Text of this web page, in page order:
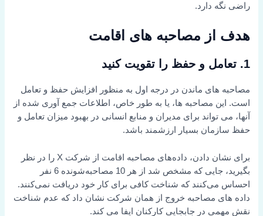
راضی نگه دارد.
هدف از مصاحبه های اقامت
1. تعامل و حفظ را تقویت کنید
مصاحبه های ماندن در درجه اول به منظور افزایش حفظ و تعامل
است. این مصاحبه ها، یا به طور خاص، اطلاعات جمع آوری شده از
آنها، می تواند برای مدیران و منابع انسانی در بهبود میزان تعامل و
حفظ سازمان بسیار ارزشمند باشد.
برای نشان دادن، داده‌های مصاحبه اقامت از شرکت X را در نظر
بگیرید، جایی که مشخص شد از هر 10 مصاحبه‌شونده 6 نفر
احساس می‌کنند که شناخت کافی برای کار خود دریافت نمی‌کنند.
داده های مصاحبه خروج از همان شرکت نشان داد که عدم شناخت
نقش مهمی در جابجایی کارکنان ایفا می کند.